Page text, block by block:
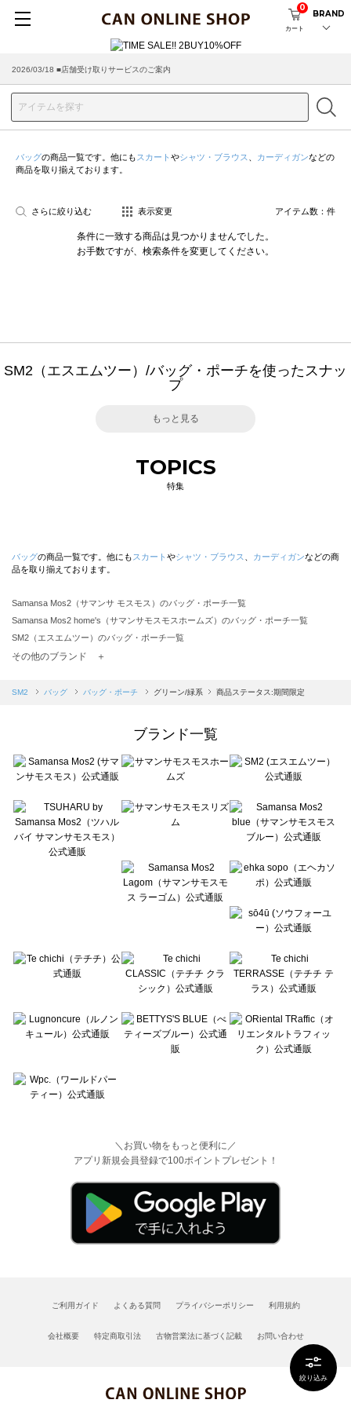
カート
0
BRAND
2026/03/18 ■店舗受け取りサービスのご案内
絞り込み
バッグの商品一覧です。他にも スカート やシャツ・ブラウス カーディガンなどの
商品を取り揃えております。
さらに絞り込む 表示変更 アイテム数： 件
条件に一致する商品は見つかりませんでした。
お手数ですが、検索条件を変更してください。
SM2（エスエムツー）/バッグ・ポーチを使ったスナッ
プ
もっと見る
TOPICS
特集
バッグの商品一覧です。他にも スカート やシャツ・ブラウス カーディガンなどの商
品を取り揃えております。
Samansa Mos2（サマンサ モスモス）のバッグ・ポーチ一覧
Samansa Mos2 home's（サマンサモスモスホームズ）のバッグ・ポーチ一覧
SM2（エスエムツー）のバッグ・ポーチ一覧
Samansa Mos2 blue（サマンサモスモス ブルー）のバッグ・ポーチ一覧
sō4ū（ソウフォーユー）のバッグ・ポーチ一覧
Te chichi（テチチ）のバッグ・ポーチ一覧
Te chichi CLASSIC（テチチ クラシック）のバッグ・ポーチ一覧
Lugnoncure（ルノンキュール）のバッグ・ポーチ一覧
BETTY'S BLUE（べティーズブルー）のバッグ・ポーチ一覧
Wpc.（ワールドパーティー）のバッグ・ポーチ一覧
その他のブランド ＋
SM2 バッグ バッグ・ポーチ グリーン/緑系 商品ステータス:期間限定
ブランド一覧
＼お買い物をもっと便利に／
アプリ新規会員登録で100ポイントプレゼント！
ご利用ガイド よくある質問 プライバシーポリシー 利用規約
会社概要 特定商取引法 古物営業法に基づく記載 お問い合わせ